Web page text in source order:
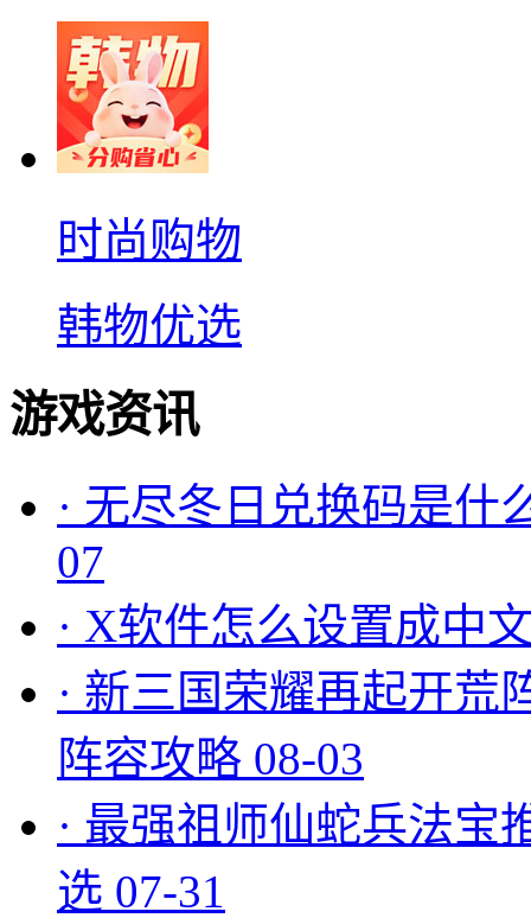
时尚购物
韩物优选
游戏资讯
· 无尽冬日兑换码是什
07
· X软件怎么设置成中
· 新三国荣耀再起开荒
阵容攻略 08-03
· 最强祖师仙蛇兵法宝
选 07-31